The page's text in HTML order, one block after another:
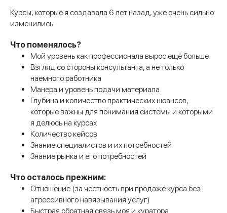
Курсы, которые я создавала 6 лет назад, уже очень сильно
изменились.
Что поменялось?
Мой уровень как профессионала вырос ещё больше
Взгляд со стороны консультанта, а не только
наемного работника
Манера и уровень подачи материала
Глубина и количество практических нюансов,
которые важны для понимания системы и которыми
я делюсь на курсах
Количество кейсов
Знание специалистов и их потребностей
Знание рынка и его потребностей
Что осталось прежним:
Отношение (за честность при продаже курса без
агрессивного навязывания услуг)
Быстрая обратная связь моя и куратора